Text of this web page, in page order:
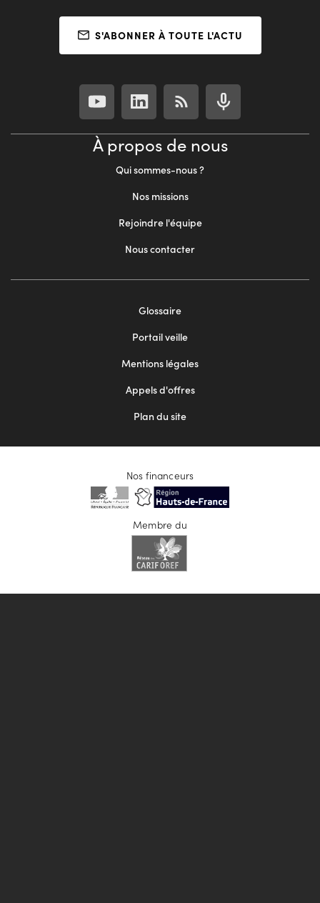
S'ABONNER À TOUTE L'ACTU
À propos de nous
Qui sommes-nous ?
Nos missions
Rejoindre l'équipe
Nous contacter
Glossaire
Portail veille
Mentions légales
Appels d'offres
Plan du site
Nos financeurs
Membre du